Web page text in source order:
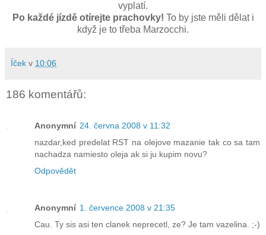
vyplatí.
Po každé jízdě otírejte prachovky! To by jste měli dělat i
když je to třeba Marzocchi.
Íček v 10:06
186 komentářů:
Anonymní 24. června 2008 v 11:32
nazdar,ked predelat RST na olejove mazanie tak co sa tam
nachadza namiesto oleja ak si ju kupim novu?
Odpovědět
Anonymní 1. července 2008 v 21:35
Cau. Ty sis asi ten clanek neprecetl, ze? Je tam vazelina. ;-)